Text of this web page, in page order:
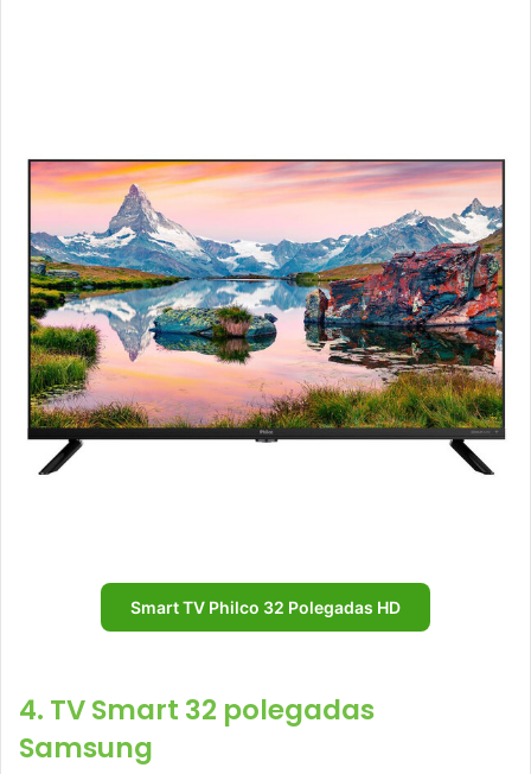
Smart TV Philco 32 Polegadas HD
4. TV Smart 32 polegadas
Samsung